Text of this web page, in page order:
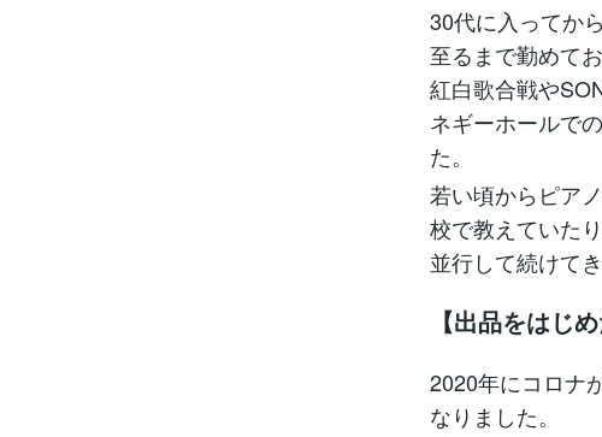
30代に入ってか
至るまで勤めて
紅白歌合戦や
ネギーホールで
た。
若い頃からピア
校で教えていた
並行して続けてき
【出品をはじ
2020年にコロナ
なりました。